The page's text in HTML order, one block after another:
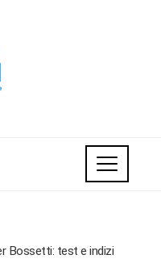
Bossetti: test e indizi